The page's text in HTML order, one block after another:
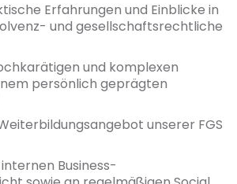
Erfahrungen und Einblicke in
und gesellschaftsrechtliche
und komplexen
persönlich geprägten
unserer FGS
Business-